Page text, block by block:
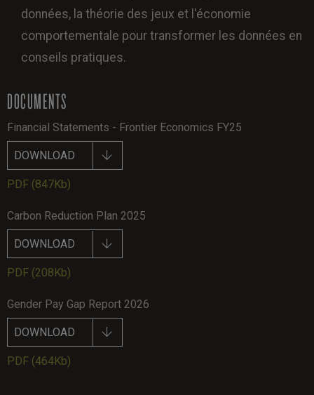
données, la théorie des jeux et l'économie
comportementale pour transformer les données en
conseils pratiques.
DOCUMENTS
Financial Statements - Frontier Economics FY25
DOWNLOAD
PDF (847Kb)
Carbon Reduction Plan 2025
DOWNLOAD
PDF (208Kb)
Gender Pay Gap Report 2026
DOWNLOAD
PDF (464Kb)